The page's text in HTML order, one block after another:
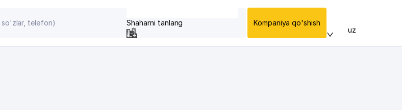
Shaharni tanlang Kompaniya qo'shish
uz